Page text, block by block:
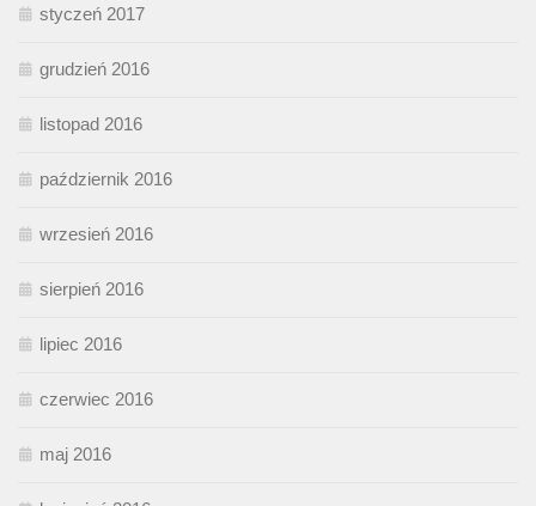
styczeń 2017
grudzień 2016
listopad 2016
październik 2016
wrzesień 2016
sierpień 2016
lipiec 2016
czerwiec 2016
maj 2016